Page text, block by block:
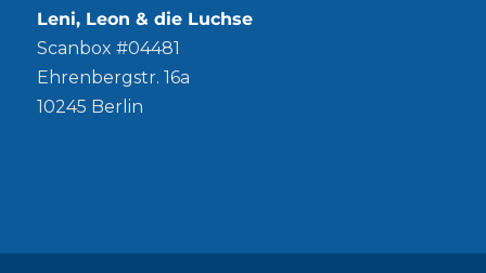
Leni, Leon & die Luchse
Scanbox #04481
Ehrenbergstr. 16a
10245 Berlin